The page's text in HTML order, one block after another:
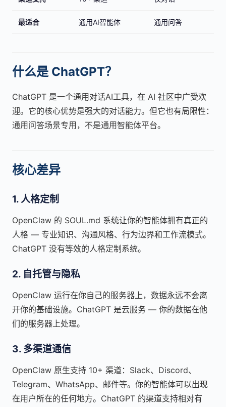
最适合 通用AI智能体 通用问答
什么是 ChatGPT？
ChatGPT 是一个通用对话AI工具，在 AI 社区中广受欢
迎。它的核心优势是强大的对话能力。但它也有局限性：
通用问答场景专用，不是通用智能体平台。
核心差异
1. 人格定制
OpenClaw 的 SOUL.md 系统让你的智能体拥有真正的
人格 — 专业知识、沟通风格、行为边界和工作流模式。
ChatGPT 没有等效的人格定制系统。
2. 自托管与隐私
OpenClaw 运行在你自己的服务器上，数据永远不会离
开你的基础设施。ChatGPT 是云服务 — 你的数据在他
们的服务器上处理。
3. 多渠道通信
OpenClaw 原生支持 10+ 渠道：Slack、Discord、
Telegram、WhatsApp、邮件等。你的智能体可以出现
在用户所在的任何地方。ChatGPT 的渠道支持相对有